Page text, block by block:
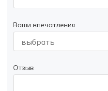
Ваши впечатления
выбрать
Отзыв